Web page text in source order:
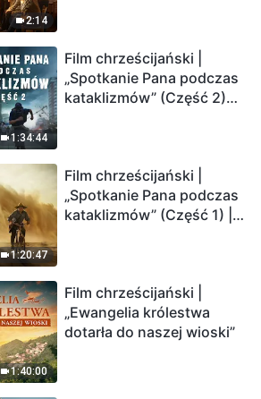
2:14
1:34:44
Film chrześcijański |
„Spotkanie Pana podczas
kataklizmów” (Część 2)
Ludzkość weszła w
odliczanie. Czy znalazłeś
już drogę ocalenia?
1:20:47
Film chrześcijański |
„Spotkanie Pana podczas
kataklizmów” (Część 1) |
1:40:00
Film chrześcijański |
„Ewangelia królestwa
dotarła do naszej wioski”